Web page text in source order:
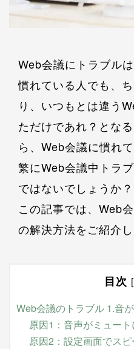
Web会議にトラブル
慣れている人でも、
り、いつもとは違う
ただけであれ？とな
ら、Web会議に慣れ
繁にWeb会議中トラ
ではないでしょうか？
この記事では、Web
の解決方法をご紹介し
目次 [
Web会議のトラブル 1.音
原因1：音声がミュー
原因2：設定画面でス